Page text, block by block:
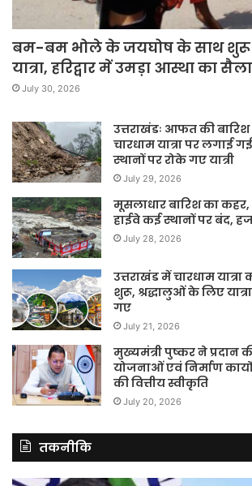
बम-बम भोले के जयघोष के साथ शुरू
यात्रा, हरिद्वार में उमड़ा आस्था का
July 30, 2026
उत्तराखंडः आफत की
चारधाम यात्रा पर लगाई
स्थानों पर रोके गए यात्री
July 29, 2026
मूसलाधार बारिश का कहर,
हाईवे कई स्थानों पर बंद,
July 28, 2026
उत्तराखंड में चारधाम
शुरू, श्रद्धालुओं के लिए
गए
July 21, 2026
मुख्यमंत्री पुष्कर ने प्रदान
योजनाओं एवं निर्माण
की वित्तीय स्वीकृति
July 20, 2026
तकनीकि